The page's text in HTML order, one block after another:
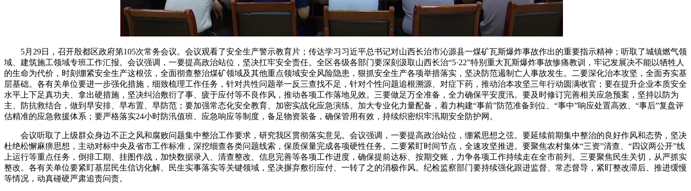
5月29日，召开殷都区政府第105次常务会议。会议观看了安全生产警示教育片；传达学习习近平总书记对山西长治市沁源县一煤矿瓦斯爆炸事故作出的重要指示精神；听取了城镇燃气领
域、建筑施工领域专班工作汇报。会议强调，一要提高政治站位，坚决扛牢安全责任。全区各级各部门要深刻汲取山西长治“5·22”特别重大瓦斯爆炸事故惨痛教训，牢记发展决不能以牺牲人
的生命为代价，时刻绷紧安全生产这根弦，全面彻查整治煤矿领域及其他重点领域安全风险隐患，狠抓安全生产各项举措落实，坚决防范遏制亡人事故发生。二要深化治本攻坚，全面夯实基
层基础。各有关单位要进一步强化措施，细致梳理工作任务，针对共性问题举一反三查找不足，针对个性问题追根溯源、对症下药，推动治本攻坚三年行动圆满收官；要在提升企业本质安全
水平上下足真功夫、拿出硬措施，坚决纠治敷衍了事、疲于应付等不良作风，推动各项工作落地见效。三要做足万全准备，全力确保平安度汛。要及时修订完善相关应急预案，坚持以防为
主、防抗救结合，做到早安排、早布置、早防范；要加强常态化安全教育、加密实战化应急演练、加大专业化力量配备，着力构建“事前”防范准备到位、“事中”响应处置高效、“事后”复盘评
估精准的应急救援体系；要严格落实24小时防汛值班、应急响应等制度，备足物资装备，确保管用有效，持续织密织牢汛期安全防护网。
会议听取了上级群众身边不正之风和腐败问题集中整治工作要求，研究我区贯彻落实意见。会议强调，一要提高政治站位，绷紧思想之弦。要延续前期集中整治的良好作风和态势，坚决
杜绝松懈麻痹思想，主动对标中央及省市工作标准，深挖细查各类问题线索，保质保量完成各项硬性任务。二要紧盯时间节点，全速攻坚推进。要聚焦农村集体“三资”清查、“四议两公开”线
上运行等重点任务，倒排工期、挂图作战，加快数据录入、清查整改、信息完善等各项工作进度，确保提前达标、按期交账，力争各项工作持续走在全市前列。三要聚焦民生关切，从严抓实
整改。各有关单位要紧盯基层民生信访化解、民生实事落实等关键领域，坚决摒弃敷衍应付、一转了之的消极作风。纪检监察部门要持续强化跟进监督、常态督导，紧盯整改滞后、推进缓慢
等情况，动真碰硬严肃追责问责。